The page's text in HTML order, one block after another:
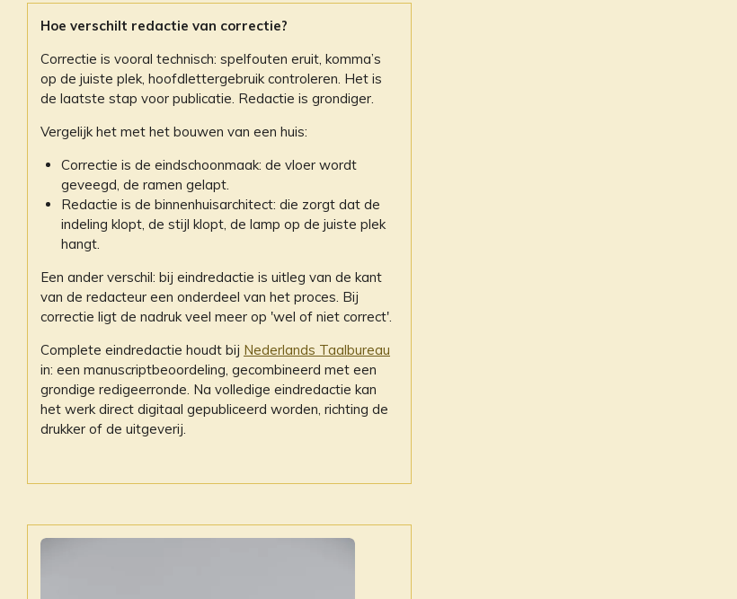
Hoe verschilt redactie van correctie?
Correctie is vooral technisch: spelfouten eruit, komma’s
op de juiste plek, hoofdlettergebruik controleren. Het is
de laatste stap voor publicatie. Redactie is grondiger.
Vergelijk het met het bouwen van een huis:
Correctie is de eindschoonmaak: de vloer wordt
geveegd, de ramen gelapt.
Redactie is de binnenhuisarchitect: die zorgt dat de
indeling klopt, de stijl klopt, de lamp op de juiste plek
hangt.
Een ander verschil: bij eindredactie is uitleg van de kant
van de redacteur een onderdeel van het proces. Bij
correctie ligt de nadruk veel meer op 'wel of niet correct'.
Complete eindredactie houdt bij Nederlands Taalbureau
in: een manuscriptbeoordeling, gecombineerd met een
grondige redigeerronde. Na volledige eindredactie kan
het werk direct digitaal gepubliceerd worden, richting de
drukker of de uitgeverij.